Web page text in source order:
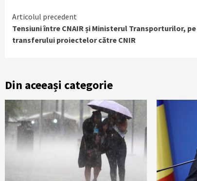
Continue
Reading
Articolul precedent
Tensiuni între CNAIR și Ministerul Transporturilor,
transferului proiectelor către CNIR
Din aceeași categorie